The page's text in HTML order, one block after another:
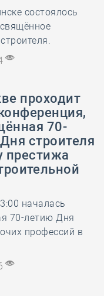
состоялось
проходит
70-
строителя
престижа
началась
70-летию Дня
профессий в